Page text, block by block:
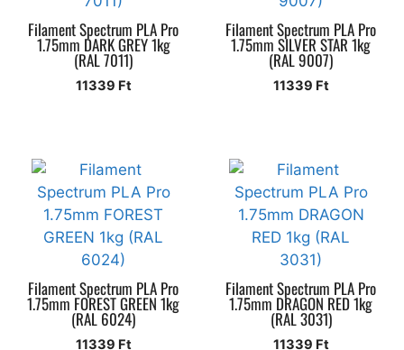
Filament Spectrum PLA Pro
1.75mm DARK GREY 1kg
(RAL 7011)
11339 Ft
Filament Spectrum PLA Pro
1.75mm SILVER STAR 1kg
(RAL 9007)
11339 Ft
Filament Spectrum PLA Pro
1.75mm FOREST GREEN 1kg
(RAL 6024)
11339 Ft
Filament Spectrum PLA Pro
1.75mm DRAGON RED 1kg
(RAL 3031)
11339 Ft